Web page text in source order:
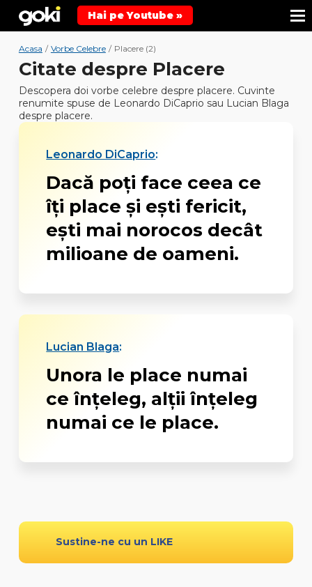
Hai pe Youtube »
Acasa / Vorbe Celebre / Placere (2)
Citate despre Placere
Descopera doi vorbe celebre despre placere. Cuvinte
renumite spuse de Leonardo DiCaprio sau Lucian Blaga
despre placere.
Leonardo DiCaprio:
Dacă poţi face ceea ce
îţi place şi eşti fericit,
eşti mai norocos decât
milioane de oameni.
Lucian Blaga:
Unora le place numai
ce înțeleg, alții înțeleg
numai ce le place.
Sustine-ne cu un LIKE